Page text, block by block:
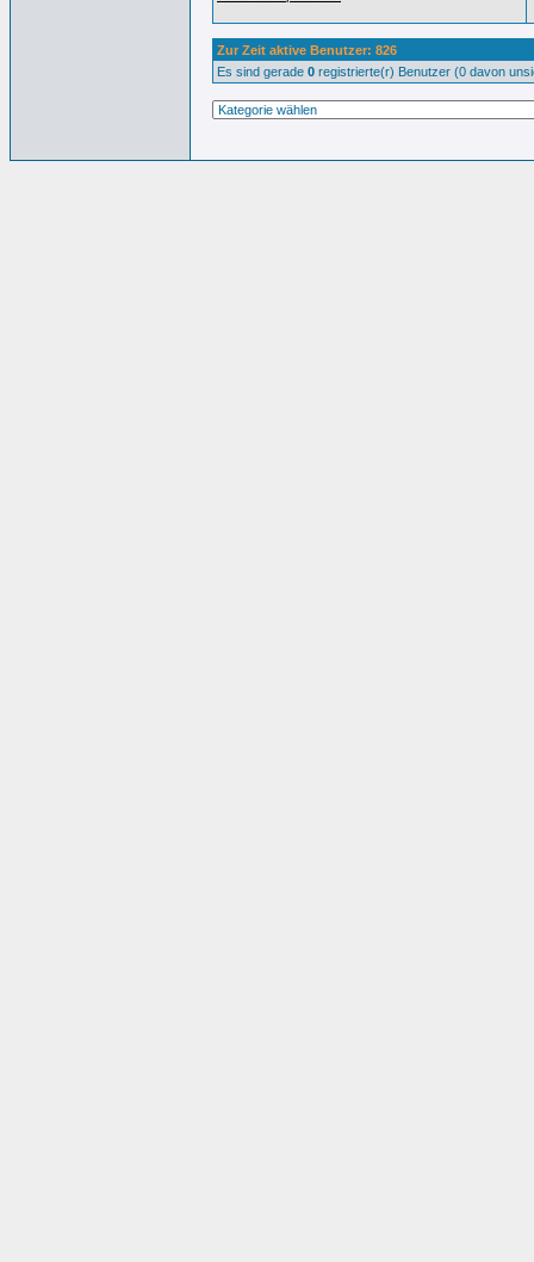
Zur Zeit aktive Benutzer: 826
Es sind gerade 0 registrierte(r) Benutzer (0 davon